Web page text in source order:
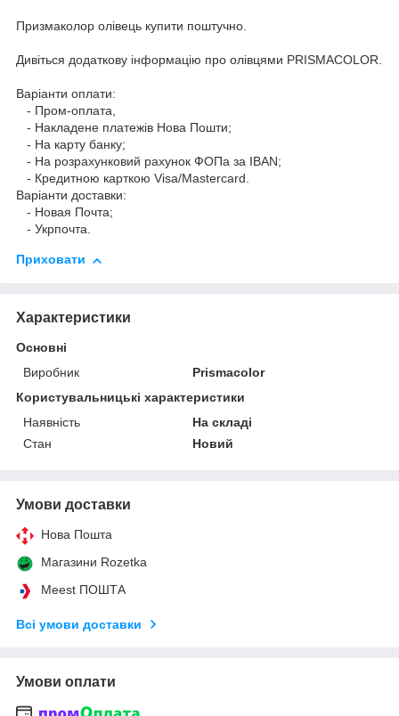
Призмаколор олівець купити поштучно.
Дивіться додаткову інформацію про олівцями PRISMACOLOR.
Варіанти оплати:
- Пром-оплата,
- Накладене платежів Нова Пошти;
- На карту банку;
- На розрахунковий рахунок ФОПа за IBAN;
- Кредитною карткою Visa/Mastercard.
Варіанти доставки:
- Новая Почта;
- Укрпочта.
Приховати
Характеристики
Основні
Виробник
Prismacolor
Користувальницькі характеристики
Наявність
На складі
Стан
Новий
Умови доставки
Нова Пошта
Магазини Rozetka
Meest ПОШТА
Всі умови доставки
Умови оплати